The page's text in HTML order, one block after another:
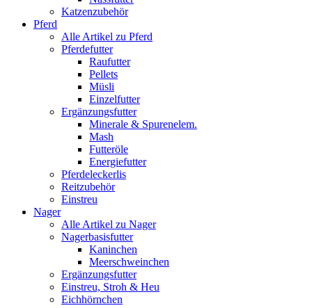
Katzenzubehör
Pferd
Alle Artikel zu Pferd
Pferdefutter
Raufutter
Pellets
Müsli
Einzelfutter
Ergänzungsfutter
Minerale & Spurenelem.
Mash
Futteröle
Energiefutter
Pferdeleckerlis
Reitzubehör
Einstreu
Nager
Alle Artikel zu Nager
Nagerbasisfutter
Kaninchen
Meerschweinchen
Ergänzungsfutter
Einstreu, Stroh & Heu
Eichhörnchen